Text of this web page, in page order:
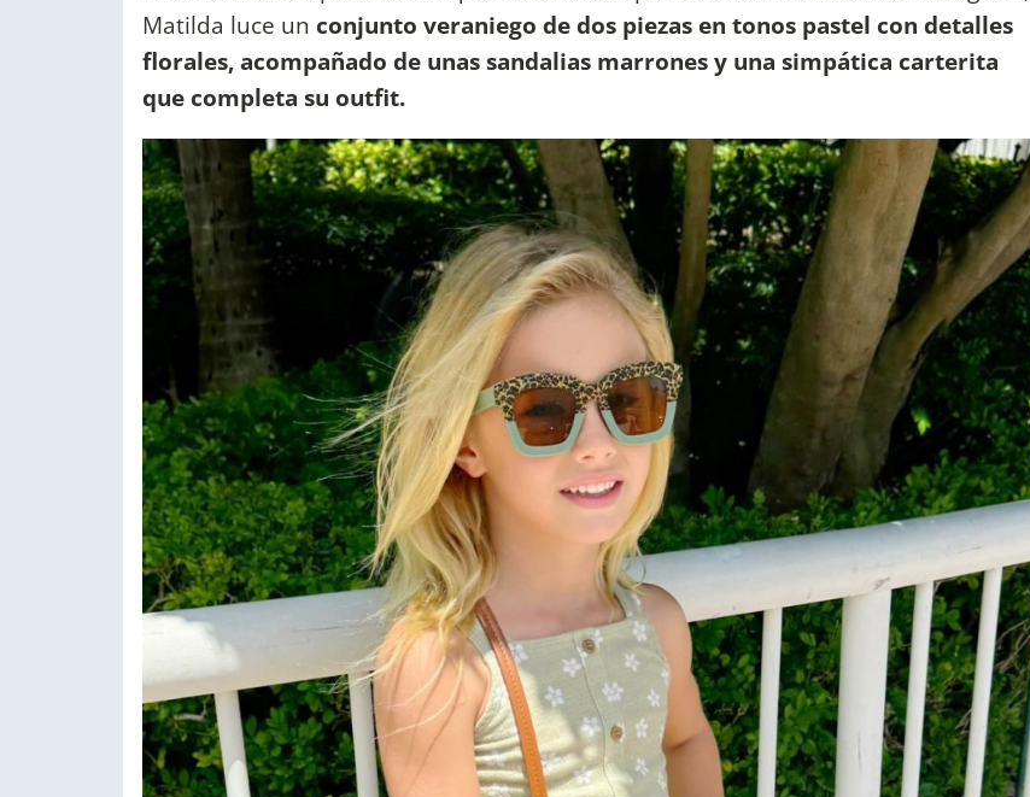
Matilda luce un conjunto veraniego de dos piezas en tonos pastel con detalles
florales, acompañado de unas sandalias marrones y una simpática carterita
que completa su outfit.